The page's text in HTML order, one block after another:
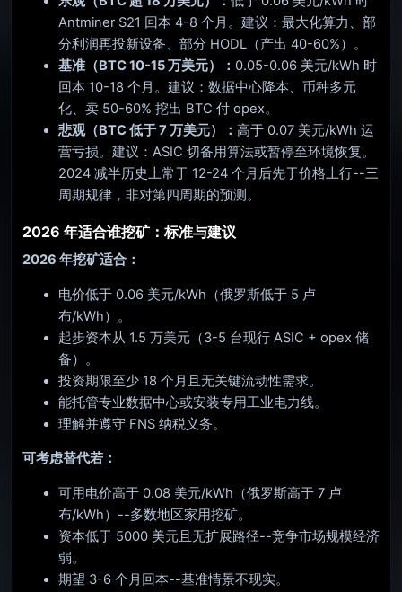
Antminer S21 回本 4-8 个月。建议：最大化算力、部
分利润再投新设备、部分 HODL（产出 40-60%）。
基准（BTC 10-15 万美元）： 0.05-0.06 美元/kWh 时
回本 10-18 个月。建议：数据中心降本、币种多元
化、卖 50-60% 挖出 BTC 付 opex。
悲观（BTC 低于 7 万美元）： 高于 0.07 美元/kWh 运
营亏损。建议：ASIC 切备用算法或暂停至环境恢复。
2024 减半历史上常于 12-24 个月后先于价格上行--三
周期规律，非对第四周期的预测。
2026 年适合谁挖矿：标准与建议
2026 年挖矿适合：
电价低于 0.06 美元/kWh（俄罗斯低于 5 卢
布/kWh）。
起步资本从 1.5 万美元（3-5 台现行 ASIC + opex 储
备）。
投资期限至少 18 个月且无关键流动性需求。
能托管专业数据中心或安装专用工业电力线。
理解并遵守 FNS 纳税义务。
可考虑替代若：
可用电价高于 0.08 美元/kWh（俄罗斯高于 7 卢
布/kWh）--多数地区家用挖矿。
资本低于 5000 美元且无扩展路径--竞争市场规模经济
弱。
期望 3-6 个月回本--基准情景不现实。